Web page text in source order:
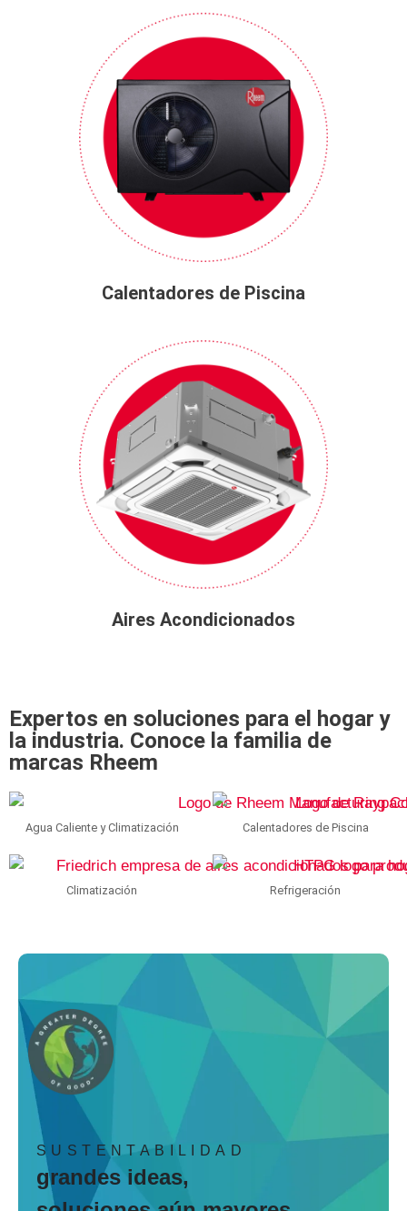
Calentadores de Piscina
Aires Acondicionados
Expertos en soluciones para el hogar y
la industria. Conoce la familia de
marcas Rheem
Agua Caliente y Climatización Calentadores de Piscina
Climatización Refrigeración
SUSTENTABILIDAD
grandes ideas,